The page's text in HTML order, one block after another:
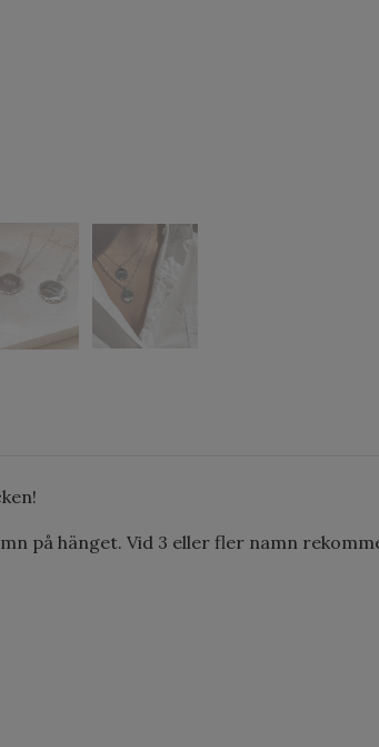
på hänget. Vid 3 eller fler namn